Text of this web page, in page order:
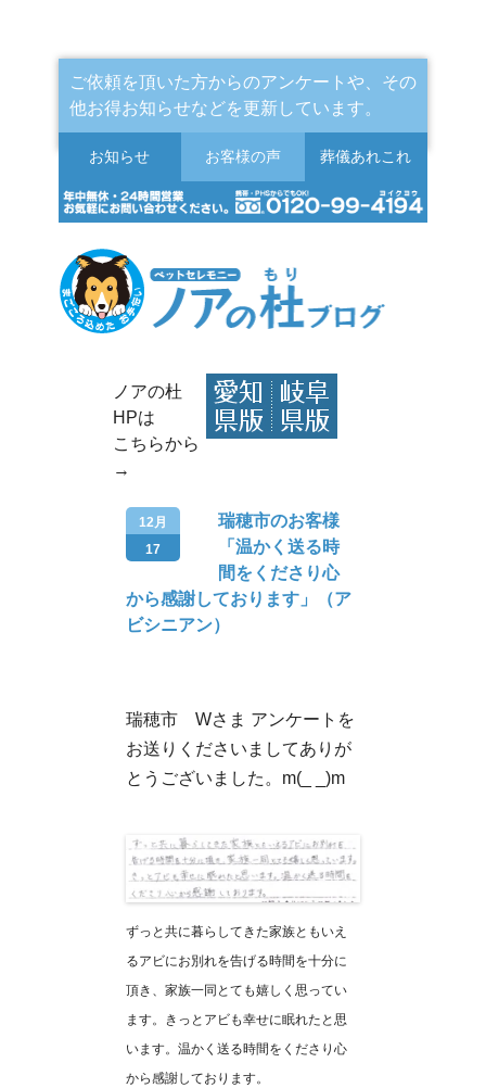
ご依頼を頂いた方からのアンケートや、その
他お得お知らせなどを更新しています。
お知らせ お客様の声 葬儀あれこれ
ノアの杜
HPは
こちらから
→
12月
17
瑞穂市のお客様
「温かく送る時
間をくださり心
から感謝しております」（ア
ビシニアン）
瑞穂市 Wさま アンケートを
お送りくださいましてありが
とうございました。m(_ _)m
ずっと共に暮らしてきた家族ともいえ
るアビにお別れを告げる時間を十分に
頂き、家族一同とても嬉しく思ってい
ます。きっとアビも幸せに眠れたと思
います。温かく送る時間をくださり心
から感謝しております。